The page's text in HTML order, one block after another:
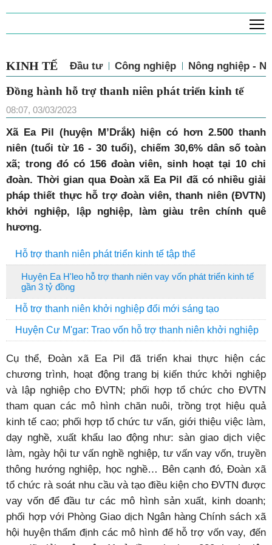
KINH TẾ Đầu tư Công nghiệp Nông nghiệp -
Đồng hành hỗ trợ thanh niên phát triển kinh tế
08:07, 03/03/2023
Xã Ea Pil (huyện M’Drắk) hiện có hơn 2.500 thanh
niên (tuổi từ 16 - 30 tuổi), chiếm 30,6% dân số toàn
xã; trong đó có 156 đoàn viên, sinh hoạt tại 10 chi
đoàn. Thời gian qua Đoàn xã Ea Pil đã có nhiều giải
pháp thiết thực hỗ trợ đoàn viên, thanh niên (ĐVTN)
khởi nghiệp, lập nghiệp, làm giàu trên chính quê
hương.
Hỗ trợ thanh niên phát triển kinh tế tập thể
Huyện Ea H'leo hỗ trợ thanh niên vay vốn phát triển kinh tế
gần 3 tỷ đồng
Hỗ trợ thanh niên khởi nghiệp đổi mới sáng tạo
Huyện Cư M'gar: Trao vốn hỗ trợ thanh niên khởi nghiệp
Cụ thể, Đoàn xã Ea Pil đã triển khai thực hiện các
chương trình, hoạt động trang bị kiến thức khởi nghiệp
và lập nghiệp cho ĐVTN; phối hợp tổ chức cho ĐVTN
tham quan các mô hình chăn nuôi, trồng trọt hiệu quả
kinh tế cao; phối hợp tổ chức tư vấn, giới thiệu việc làm,
dạy nghề, xuất khẩu lao động như: sàn giao dịch việc
làm, ngày hội tư vấn nghề nghiệp, tư vấn vay vốn, truyền
thông hướng nghiệp, học nghề… Bên cạnh đó, Đoàn xã
tổ chức rà soát nhu cầu và tạo điều kiện cho ĐVTN được
vay vốn để đầu tư các mô hình sản xuất, kinh doanh;
phối hợp với Phòng Giao dịch Ngân hàng Chính sách xã
hội huyện thẩm định các mô hình để hỗ trợ vốn vay, đến